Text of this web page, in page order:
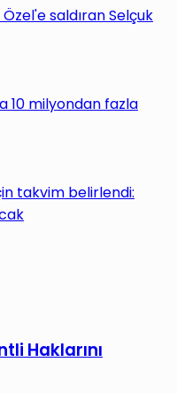
saldıran Selçuk
10 milyondan fazla
takvim belirlendi:
Haklarını